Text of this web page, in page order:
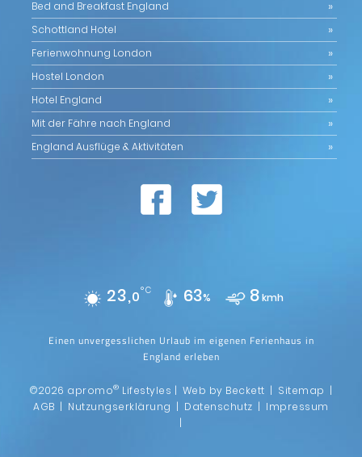
Bed and Breakfast England
Schottland Hotel
Ferienwohnung London
Hostel London
Hotel England
Mit der Fähre nach England
England Ausflüge & Aktivitäten
23,0°C 63% 8kmh
Einen unvergesslichen Urlaub im eigenen Ferienhaus in
England erleben
©2026 apromo® Lifestyles | Web by Beckett | Sitemap |
AGB | Nutzungserklärung | Datenschutz | Impressum
|